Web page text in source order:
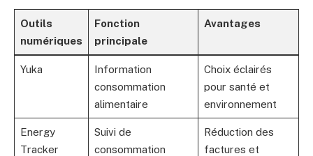
Outils
numériques
Fonction
principale
Avantages
Yuka
Information
consommation
alimentaire
Choix éclairés
pour santé et
environnement
Energy
Tracker
Suivi de
consommation
Réduction des
factures et